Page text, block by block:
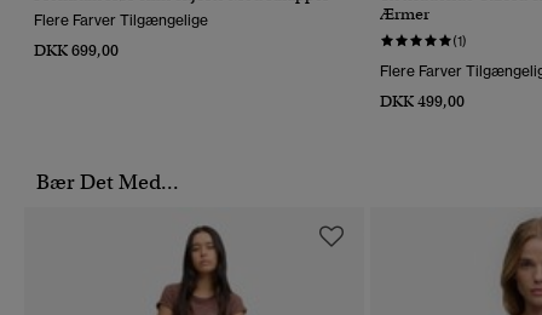
Flere Farver Tilgængelige
DKK 699,00
Ærmer
(1)
Flere Farver
DKK 499,00
Bær Det Med...